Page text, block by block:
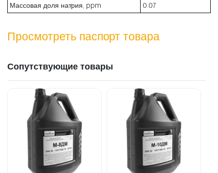
Массовая доля натрия, ppm
0.07
Просмотреть паспорт товара
Сопутствующие товары